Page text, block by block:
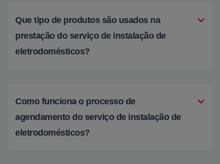
Que tipo de produtos são usados na
prestação do serviço de instalação de
eletrodomésticos?
Como funciona o processo de
agendamento do serviço de instalação de
eletrodomésticos?